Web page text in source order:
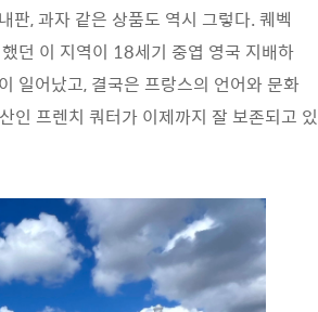
판, 과자 같은 상품도 역시 그렇다. 퀘벡
던 이 지역이 18세기 중엽 영국 지배하
일어났고, 결국은 프랑스의 언어와 문화
인 프렌치 쿼터가 이제까지 잘 보존되고 있